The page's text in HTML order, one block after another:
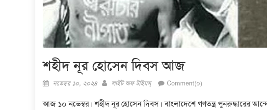
শহীদ নূর হোসেন দিবস আজ
Posted
নভেম্বর ১০, ২০২৪ Author
লাইট অফ টাইমস্ Comment(০)
আজ ১০ নভেম্বর। শহীদ নূর হোসেন দিবস। বাংলাদেশে গণতন্ত্র পুনরুদ্ধারের